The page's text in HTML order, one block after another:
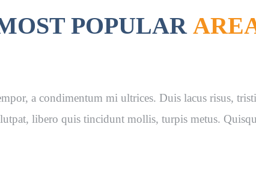
POPULAR
a condimentum mi ultrices. Duis lacus risus,
libero quis tincidunt mollis, turpis metus.